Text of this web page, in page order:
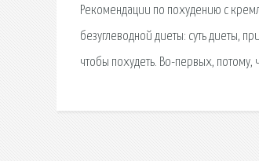
Рекомендации по похудению с
безуглеводной диеты: суть диеты,
чтобы похудеть. Во-первых, потому,